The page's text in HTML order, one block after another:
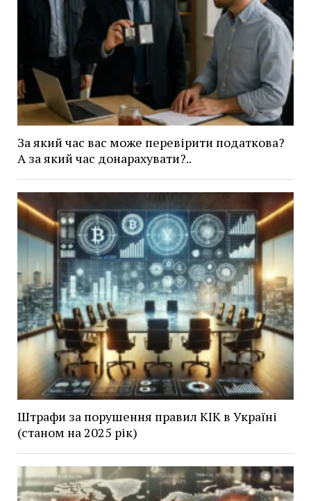
За який час вас може перевірити податкова?
А за який час донарахувати?..
Штрафи за порушення правил КІК в Україні
(станом на 2025 рік)